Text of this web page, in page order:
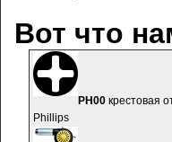
Вот что
PH00 крестовая
Phillips